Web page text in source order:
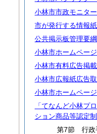
小林市市政モニタ
市が発行する情報
公共掲示板管理要綱
小林市ホームペー
小林市有料広告掲
小林市広報紙広告
小林市ホームペー
「てなんど小林プ
ション商品等認定
第7節 行政